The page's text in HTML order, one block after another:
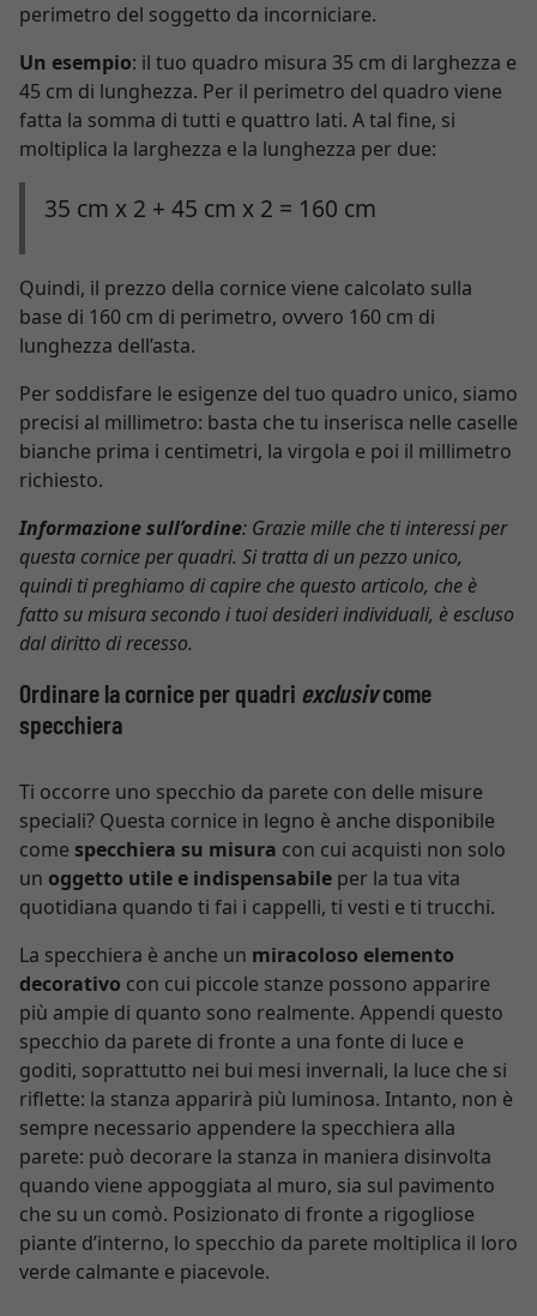
perimetro del soggetto da incorniciare.
Un esempio: il tuo quadro misura 35 cm di larghezza e
45 cm di lunghezza. Per il perimetro del quadro viene
fatta la somma di tutti e quattro lati. A tal fine, si
moltiplica la larghezza e la lunghezza per due:
35 cm x 2 + 45 cm x 2 = 160 cm
Quindi, il prezzo della cornice viene calcolato sulla
base di 160 cm di perimetro, ovvero 160 cm di
lunghezza dell’asta.
Per soddisfare le esigenze del tuo quadro unico, siamo
precisi al millimetro: basta che tu inserisca nelle caselle
bianche prima i centimetri, la virgola e poi il millimetro
richiesto.
Informazione sull’ordine: Grazie mille che ti interessi per
questa cornice per quadri. Si tratta di un pezzo unico,
quindi ti preghiamo di capire che questo articolo, che è
fatto su misura secondo i tuoi desideri individuali, è escluso
dal diritto di recesso.
Ordinare la cornice per quadri exclusivcome
specchiera
Ti occorre uno specchio da parete con delle misure
speciali? Questa cornice in legno è anche disponibile
come specchiera su misura con cui acquisti non solo
un oggetto utile e indispensabile per la tua vita
quotidiana quando ti fai i cappelli, ti vesti e ti trucchi.
La specchiera è anche un miracoloso elemento
decorativo con cui piccole stanze possono apparire
più ampie di quanto sono realmente. Appendi questo
specchio da parete di fronte a una fonte di luce e
goditi, soprattutto nei bui mesi invernali, la luce che si
riflette: la stanza apparirà più luminosa. Intanto, non è
sempre necessario appendere la specchiera alla
parete: può decorare la stanza in maniera disinvolta
quando viene appoggiata al muro, sia sul pavimento
che su un comò. Posizionato di fronte a rigogliose
piante d’interno, lo specchio da parete moltiplica il loro
verde calmante e piacevole.